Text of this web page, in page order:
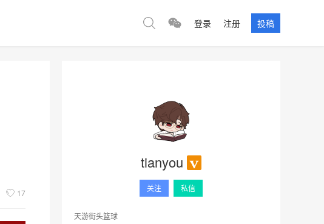
登录 注册 投稿
17
tianyou
关注 私信
天游街头篮球